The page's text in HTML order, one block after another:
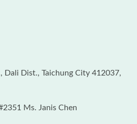
Dali Dist., Taichung City 412037,
Ms. Janis Chen